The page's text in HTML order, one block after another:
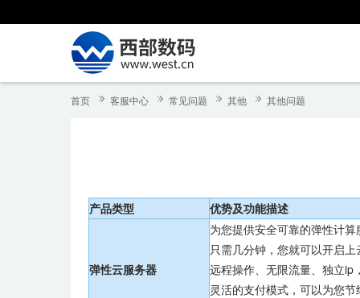
首页 客服中心 常见问题 其他 其他问题
产品类型 优势及功能描述
弹性云服务器
为您提供安全可靠的弹性计算
只需几分钟，您就可以开启
远程操作、无限流量、独立ip
灵活的支付模式，可以为您